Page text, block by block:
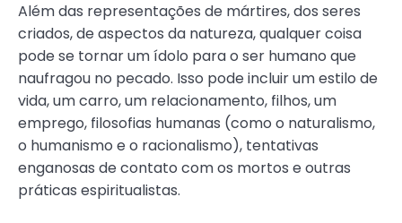
Além das representações de mártires, dos seres
criados, de aspectos da natureza, qualquer coisa
pode se tornar um ídolo para o ser humano que
naufragou no pecado. Isso pode incluir um estilo de
vida, um carro, um relacionamento, filhos, um
emprego, filosofias humanas (como o naturalismo,
o humanismo e o racionalismo), tentativas
enganosas de contato com os mortos e outras
práticas espiritualistas.